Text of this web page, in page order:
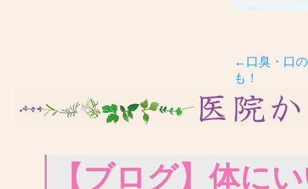
←口臭・口
も！
【ブログ】体に